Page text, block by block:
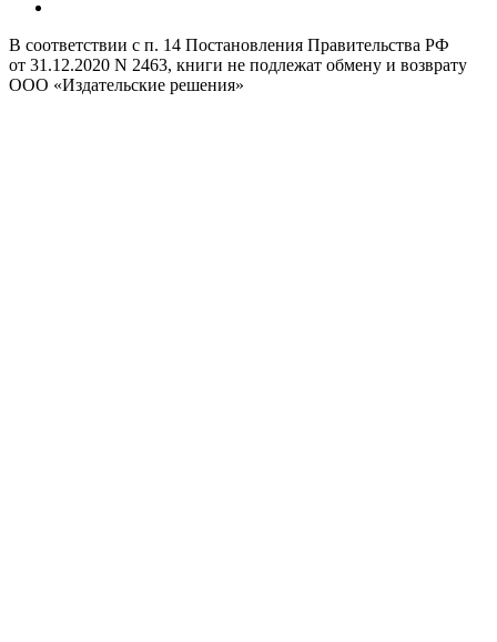
В соответствии с п. 14 Постановления Правительства РФ
от 31.12.2020 N 2463, книги не подлежат обмену и возврату
ООО «Издательские решения»